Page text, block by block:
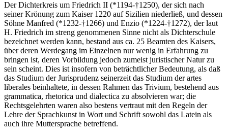
Der Dichterkreis um Friedrich II (*1194-†1250), der sich nach
seiner Krönung zum Kaiser 1220 auf Sizilien niederließ, und dessen
Söhne Manfred (*1232-†1266) und Enzio (*1224-†1272), der laut
H. Friedrich im streng genommenen Sinne nicht als Dichterschule
bezeichnet werden kann, bestand aus ca. 25 Beamten des Kaisers,
über deren Werdegang im Einzelnen nur wenig in Erfahrung zu
bringen ist, deren Vorbildung jedoch zumeist juristischer Natur zu
sein scheint. Dies ist insofern von beträchtlicher Bedeutung, als daß
das Studium der Jurisprudenz seinerzeit das Studium der artes
liberales beinhaltete, in dessen Rahmen das Trivium, bestehend aus
grammatica, rhetorica und dialectica zu absolvieren war; die
Rechtsgelehrten waren also bestens vertraut mit den Regeln der
Lehre der Sprachkunst in Wort und Schrift sowohl das Latein als
auch ihre Muttersprache betreffend.